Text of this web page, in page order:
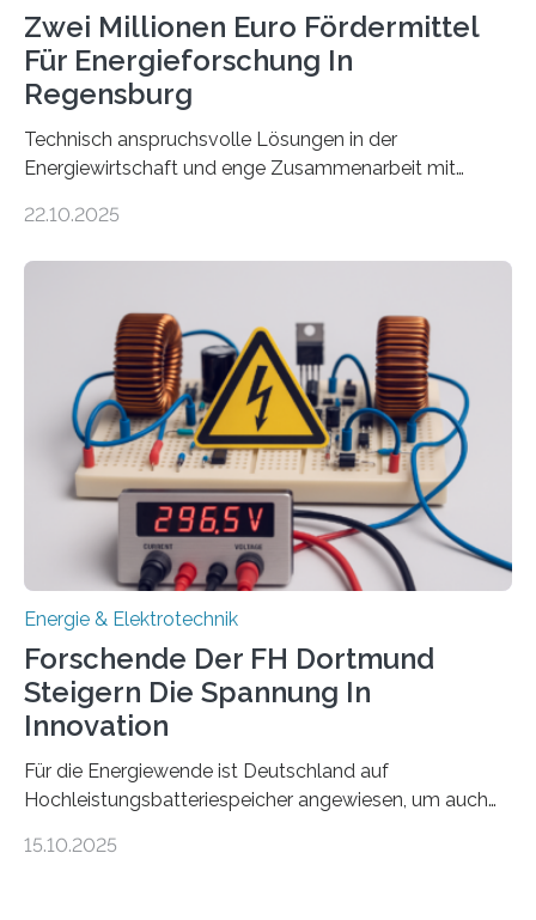
Zwei Millionen Euro Fördermittel
Für Energieforschung In
Regensburg
Technisch anspruchsvolle Lösungen in der
Energiewirtschaft und enge Zusammenarbeit mit
neuen EU-geförderten Transfer-Projekte zu
Energietechnologien werden vom Europäischen
Sozialfonds Plus (ESF+) gefördert – mit einer
Gesamtsumme von mehr als zwei Millionen Euro.
Damit zählt die Hochschule zu den großen
Gewinnerinnen der aktuellen Förderrunde des
Bayerischen Wissenschaftsministeriums. Im
Mittelpunkt steht der direkte Wissenstransfer: Neue
wissenschaftliche Erkenntnisse sollen rasch in die
22.10.2025
Energie & Elektrotechnik
Forschende Der FH Dortmund
Steigern Die Spannung In
Innovation
Für die Energiewende ist Deutschland auf
Hochleistungsbatteriespeicher angewiesen, um auch
Doch mit der immensen Zahl einzelner Batteriezellen,
15.10.2025